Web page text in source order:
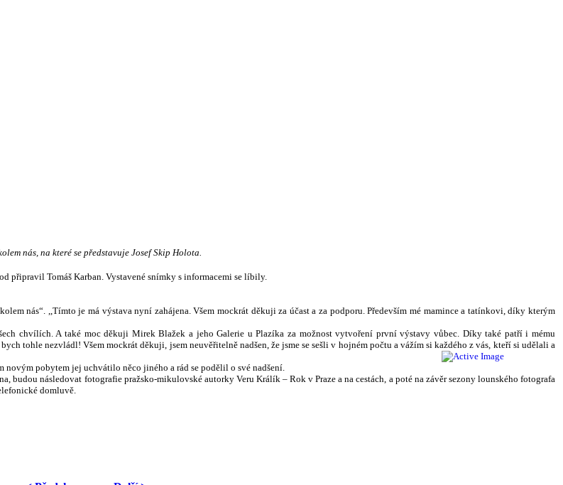
nás, na které se představuje Josef Skip Holota.
připravil Tomáš Karban. Vystavené snímky s informacemi se líbily.
nás“. ,,Tímto je má výstava nyní zahájena. Všem mockrát děkuji za účast a za podporu. Především mé mamince a tatínkovi, díky kterým
chvílích. A také moc děkuji Mirek Blažek a jeho Galerie u Plazíka za možnost vytvoření první výstavy vůbec. Díky také patří i mému
tohle nezvládl! Všem mockrát děkuji, jsem neuvěřitelně nadšen, že jsme se sešli v hojném počtu a vážím si každého z vás, kteří si udělali a
novým pobytem jej uchvátilo něco jiného a rád se podělil o své nadšení.
následovat fotografie pražsko-mikulovské autorky Veru Králík – Rok v Praze a na cestách, a poté na závěr sezony lounského fotografa
domluvě.